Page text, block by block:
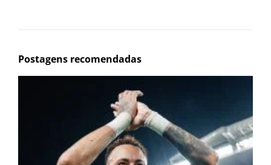
Postagens recomendadas